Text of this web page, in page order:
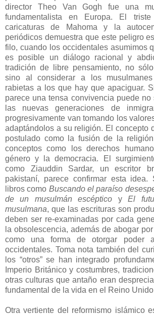
director Theo Van Gogh fue una
fundamentalista en Europa. El
caricaturas de Mahoma y la
periódicos demuestra que este peligro
filo, cuando los occidentales asumimos
es posible un diálogo racional y
tradición de libre pensamiento, no
sino al considerar a los
rabietas a los que hay que apaciguar.
parece una tensa convivencia puede
las nuevas generaciones de
progresivamente van tomando los
adaptándolos a su religión. El concepto
postulado como la fusión de la
conceptos como los derechos
género y la democracia. El
como Ziauddin Sardar, un escritor
pakistaní, parece confirmar esta idea.
libros como Buscando el paraíso
de un musulmán escéptico yEl
musulmana, que las escrituras son
deben ser re-examinadas por cada
la obsolescencia, además de abogar
como una forma de otorgar poder
occidentales. Toma nota también del
los “otros” se han integrado
Imperio Británico y costumbres,
otras culturas que antaño eran
fundamental de la vida en el Reino
Otra vertiente del reformismo islámico